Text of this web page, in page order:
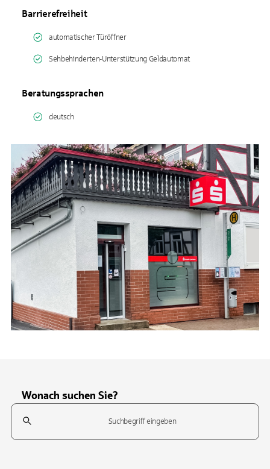
Barrierefreiheit
automatischer Türöffner
Sehbehinderten-Unterstützung Geldautomat
Beratungssprachen
deutsch
Wonach suchen Sie?
Suchfeld